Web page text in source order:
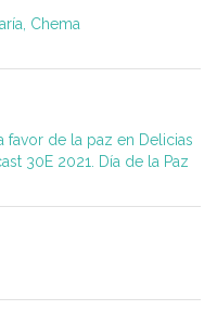
Chema
favor de la paz en Delicias
30E 2021. Día de la Paz